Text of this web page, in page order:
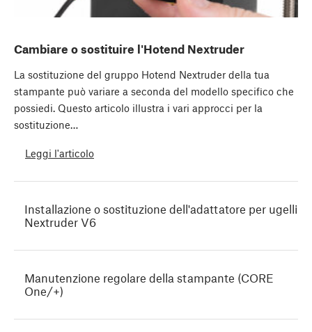
Cambiare o sostituire l'Hotend Nextruder
La sostituzione del gruppo Hotend Nextruder della tua
stampante può variare a seconda del modello specifico che
possiedi. Questo articolo illustra i vari approcci per la
sostituzione…
Leggi l'articolo
Installazione o sostituzione dell'adattatore per ugelli
Nextruder V6
Manutenzione regolare della stampante (CORE
One/+)